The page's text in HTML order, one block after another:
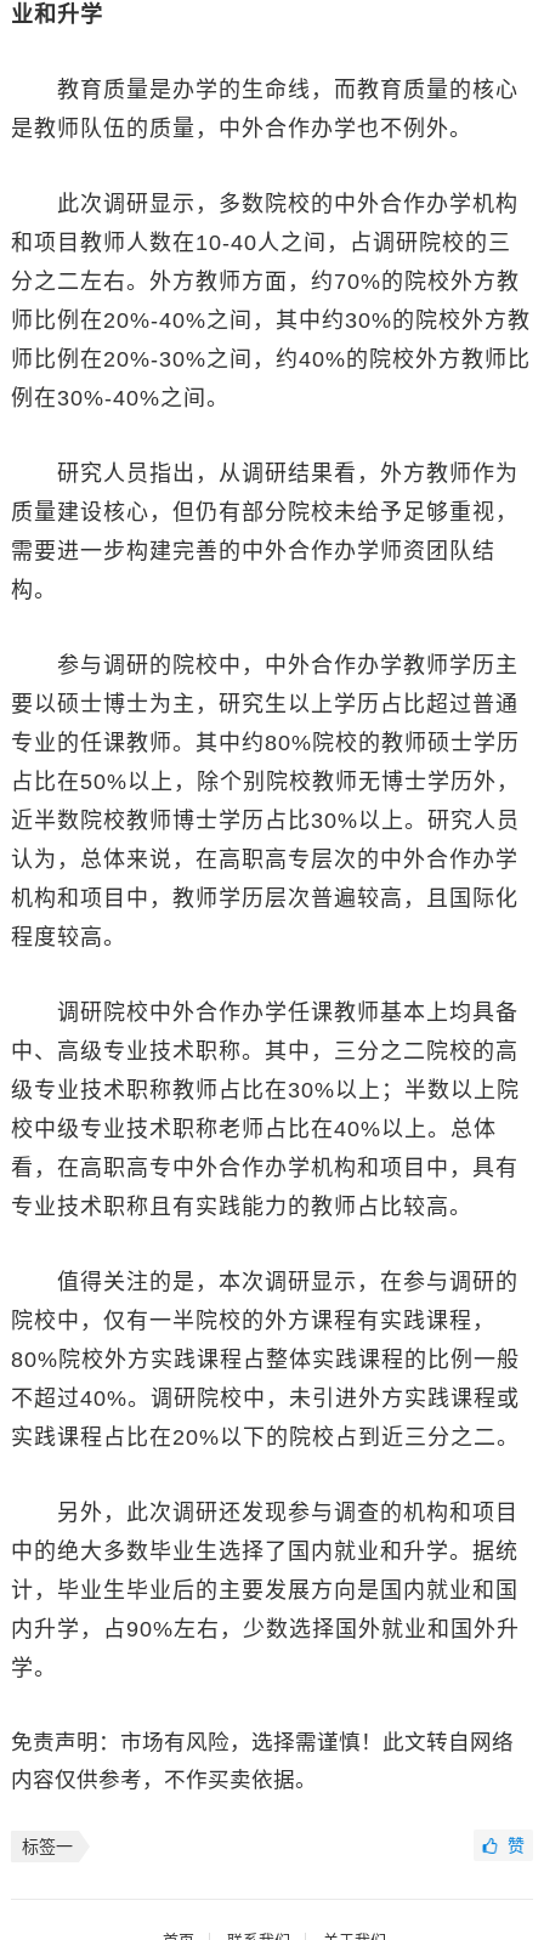
业和升学
教育质量是办学的生命线，而教育质量的核心
是教师队伍的质量，中外合作办学也不例外。
此次调研显示，多数院校的中外合作办学机构
和项目教师人数在10-40人之间，占调研院校的三
分之二左右。外方教师方面，约70%的院校外方教
师比例在20%-40%之间，其中约30%的院校外方教
师比例在20%-30%之间，约40%的院校外方教师比
例在30%-40%之间。
研究人员指出，从调研结果看，外方教师作为
质量建设核心，但仍有部分院校未给予足够重视，
需要进一步构建完善的中外合作办学师资团队结
构。
参与调研的院校中，中外合作办学教师学历主
要以硕士博士为主，研究生以上学历占比超过普通
专业的任课教师。其中约80%院校的教师硕士学历
占比在50%以上，除个别院校教师无博士学历外，
近半数院校教师博士学历占比30%以上。研究人员
认为，总体来说，在高职高专层次的中外合作办学
机构和项目中，教师学历层次普遍较高，且国际化
程度较高。
调研院校中外合作办学任课教师基本上均具备
中、高级专业技术职称。其中，三分之二院校的高
级专业技术职称教师占比在30%以上；半数以上院
校中级专业技术职称老师占比在40%以上。总体
看，在高职高专中外合作办学机构和项目中，具有
专业技术职称且有实践能力的教师占比较高。
值得关注的是，本次调研显示，在参与调研的
院校中，仅有一半院校的外方课程有实践课程，
80%院校外方实践课程占整体实践课程的比例一般
不超过40%。调研院校中，未引进外方实践课程或
实践课程占比在20%以下的院校占到近三分之二。
另外，此次调研还发现参与调查的机构和项目
中的绝大多数毕业生选择了国内就业和升学。据统
计，毕业生毕业后的主要发展方向是国内就业和国
内升学，占90%左右，少数选择国外就业和国外升
学。
免责声明：市场有风险，选择需谨慎！此文转自网络
内容仅供参考，不作买卖依据。
标签一 赞